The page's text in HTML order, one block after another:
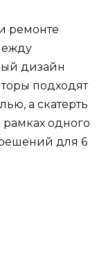
ремонте
дизайн
подходят
а скатерть
одного
для 6